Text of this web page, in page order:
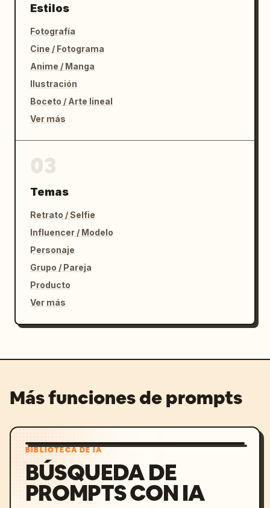
Estilos
Fotografía
Cine / Fotograma
Anime / Manga
Ilustración
Boceto / Arte lineal
Ver más
Temas
Retrato / Selfie
Influencer / Modelo
Personaje
Grupo / Pareja
Producto
Ver más
Más funciones de prompts
BIBLIOTECA DE IA
BÚSQUEDA DE
PROMPTS CON IA